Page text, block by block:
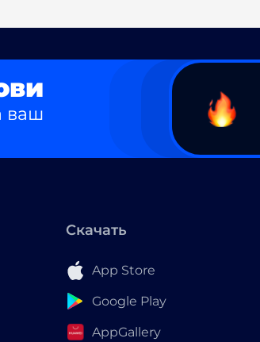
ваш
Скачать
App Store
Google Play
AppGallery